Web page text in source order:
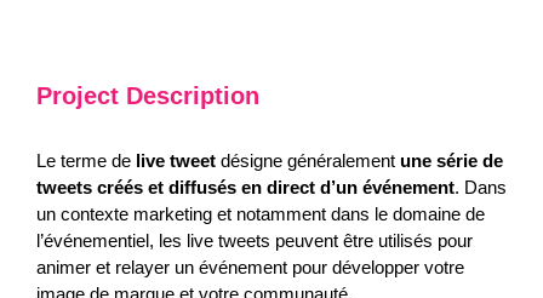
Project Description
Le terme de live tweet désigne généralement une série de
tweets créés et diffusés en direct d’un événement. Dans
un contexte marketing et notamment dans le domaine de
l’événementiel, les live tweets peuvent être utilisés pour
animer et relayer un événement pour développer votre
image de marque et votre communauté.